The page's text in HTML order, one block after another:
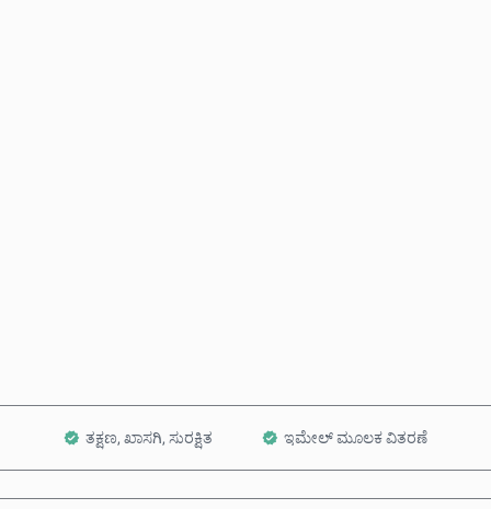
ತಕ್ಷಣ, ಖಾಸಗಿ, ಸುರಕ್ಷಿತ ಇಮೇಲ್ ಮೂಲಕ ವಿತರಣೆ